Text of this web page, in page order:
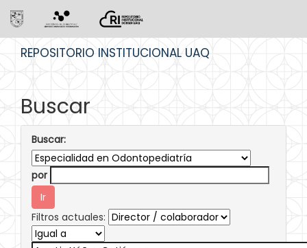
REPOSITORIO INSTITUCIONAL UAQ
Buscar
Buscar:
por
Filtros actuales: